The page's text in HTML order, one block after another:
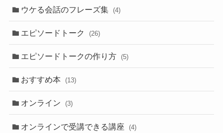
ウケる会話のフレーズ集 (4)
エピソードトーク (26)
エピソードトークの作り方 (5)
おすすめ本 (13)
オンライン (3)
オンラインで受講できる講座 (4)